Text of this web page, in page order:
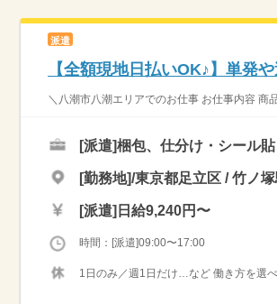
派遣
【全額現地日払いOK♪】単発
＼八潮市八潮エリアでのお仕事 お仕事内容 商
[派遣]梱包、仕分け・シール
[勤務地]/東京都足立区 / 竹ノ
[派遣] 日給9,240円〜
時間：[派遣]09:00〜17:00
1日のみ／週1日だけ…など 働き方を選